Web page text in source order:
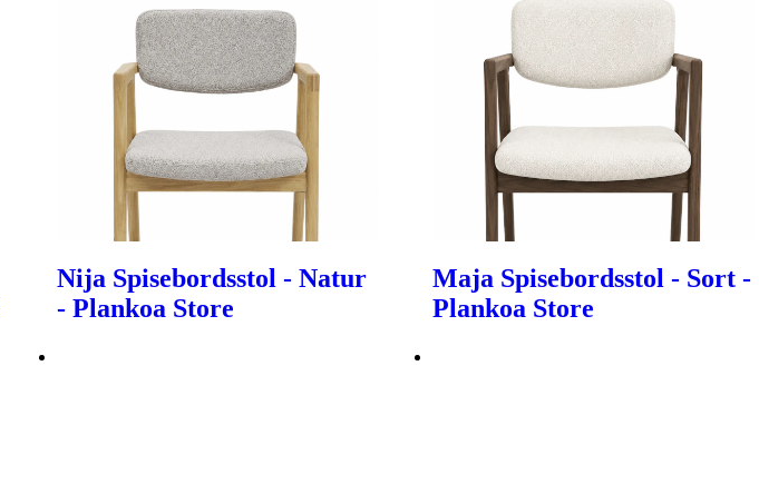
Nija Spisebordsstol - Natur
- Plankoa Store
Maja Spisebordsstol - Sort -
Plankoa Store